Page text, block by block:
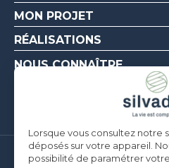
MON PROJET
RÉALISATIONS
NOUS CONNAÎTRE
Silvadec
Lorsque vous consultez notre
déposés sur votre appareil.
possibilité de paramétrer